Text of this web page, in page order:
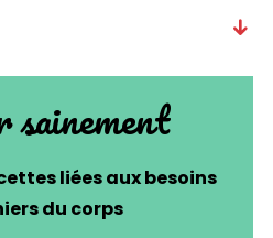
liées aux besoins
du corps